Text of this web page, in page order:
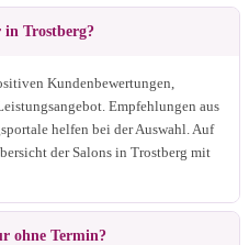
in Trostberg?
Kundenbewertungen,
Empfehlungen aus
helfen bei der Auswahl. Auf
der Salons in Trostberg mit
ohne Termin?